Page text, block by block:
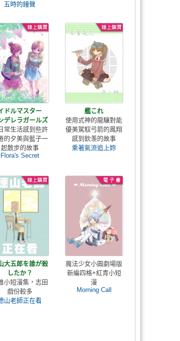
五時的鐘聲
ドルマスター
デレラガールズ
常生活感到些許
的夕美與藍子一
起散步的故事
Flora's Secret
艦これ
使用式神的龍驤對能
優美駕馭弓箭的鳳翔
感到欽羡的故事
乘著氣流追上妳
大五郎を誰が殺
したか？
小短漫集，志田
戲份較多
山老師正在看
魔法少女小圓劇場版
新編四格+紅青小短
漫
Morning Call